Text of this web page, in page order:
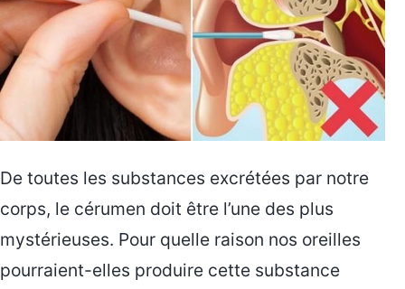
De toutes les substances excrétées par notre
corps, le cérumen doit être l’une des plus
mystérieuses. Pour quelle raison nos oreilles
pourraient-elles produire cette substance